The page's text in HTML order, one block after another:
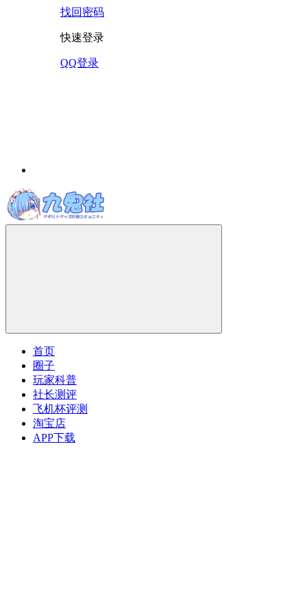
找回密码
快速登录
QQ登录
首页
圈子
玩家科普
社长测评
飞机杯评测
淘宝店
APP下载